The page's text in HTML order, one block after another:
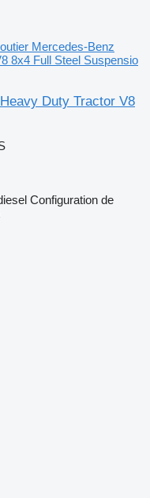
Mercedes-Benz
8x4 Full Steel Suspensio
Duty Tractor V8
Configuration de